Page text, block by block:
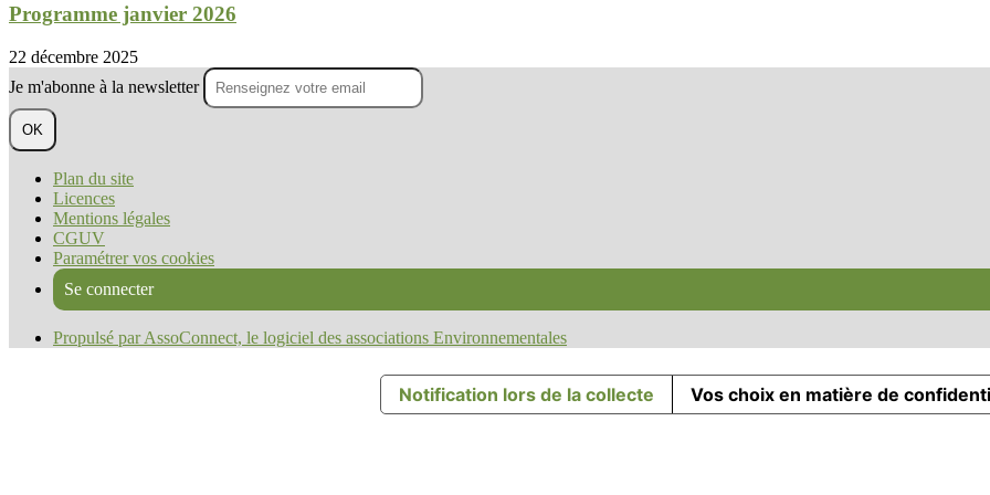
Programme janvier 2026
22 décembre 2025
Je m'abonne à la newsletter
OK
Plan du site
Licences
Mentions légales
CGUV
Paramétrer vos cookies
Se connecter
Propulsé par AssoConnect, le logiciel des associations Environnementales
Notification lors de la collecte Vos choix en matière de